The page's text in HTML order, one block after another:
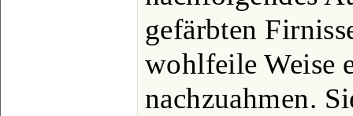
gefärbten
wohlfeile Weise
nachzuahmen.